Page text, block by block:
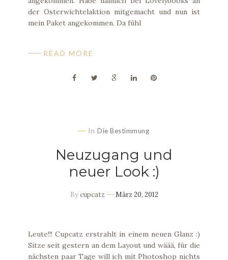
der Osterwichtelaktion mitgemacht und nun ist
mein Paket angekommen. Da fühl
READ MORE
In Die Bestimmung
Neuzugang und
neuer Look :)
Bycupcatz März 20, 2012
Leute!!! Cupcatz erstrahlt in einem neuen Glanz :)
Sitze seit gestern an dem Layout und wäää, für die
nächsten paar Tage will ich mit Photoshop nichts